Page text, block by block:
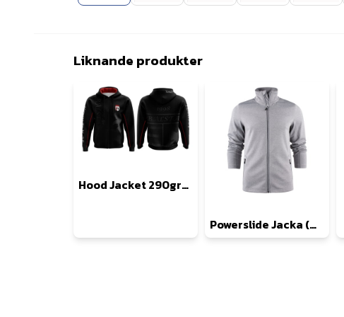
Liknande produkter
Hood Jacket 290gram FZ (Beställningsvara, endast specialdesign)
Powerslide Jacka (Beställningsvara, kontakta oss för förslag)